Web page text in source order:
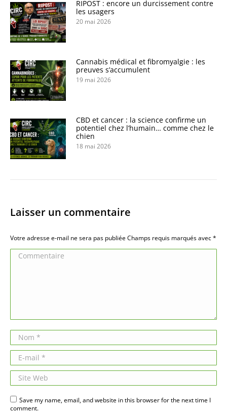
RIPOST : encore un durcissement contre
les usagers
20 mai 2026
Cannabis médical et fibromyalgie : les
preuves s’accumulent
19 mai 2026
CBD et cancer : la science confirme un
potentiel chez l’humain… comme chez le
chien
18 mai 2026
Laisser un commentaire
Votre adresse e-mail ne sera pas publiée Champs requis marqués avec*
Commentaire
Nom *
E-mail *
Site Web
Save my name, email, and website in this browser for the next time I
comment.